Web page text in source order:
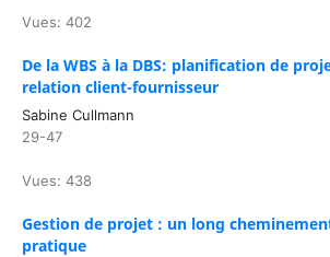
Vues: 402
De la WBS à la DBS: planification de
relation client-fournisseur
Sabine Cullmann
29-47
Vues: 438
Gestion de projet : un long
pratique